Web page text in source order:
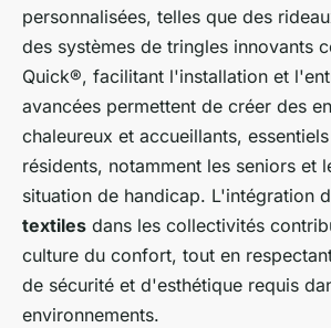
personnalisées, telles que des
des systèmes de tringles innovants
Quick®, facilitant l'installation et
avancées permettent de créer des
chaleureux et accueillants,
résidents, notamment les seniors et
situation de handicap. L'intégration
textiles dans les collectivités
culture du confort, tout en
de sécurité et d'esthétique requis
environnements.